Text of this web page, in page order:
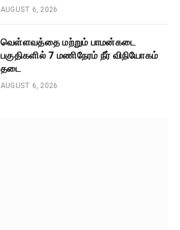
AUGUST 6, 2026
வெள்ளவத்தை மற்றும் பாமன்கடை
பகுதிகளில் 7 மணிநேரம் நீர் விநியோகம்
தடை
AUGUST 6, 2026